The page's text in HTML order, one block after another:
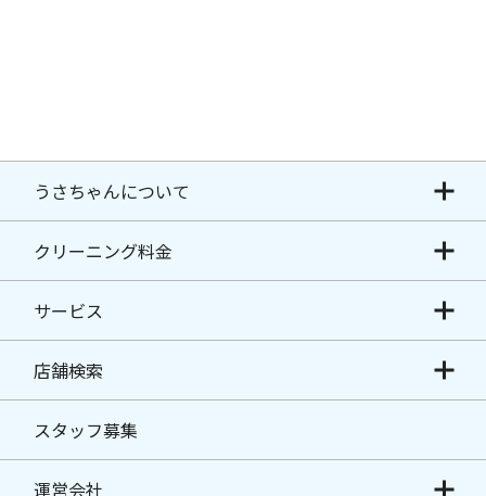
うさちゃんについて
クリーニング料金
サービス
店舗検索
スタッフ募集
運営会社